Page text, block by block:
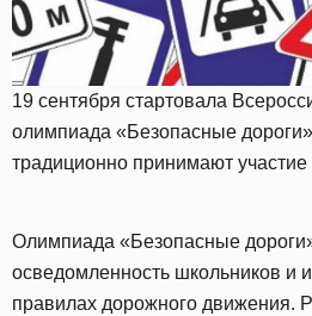
19 сентября стартовала
олимпиада «Безопасные
традиционно принимают участие
Олимпиада «Безопасные
осведомленность школьников и
правилах дорожного движения.